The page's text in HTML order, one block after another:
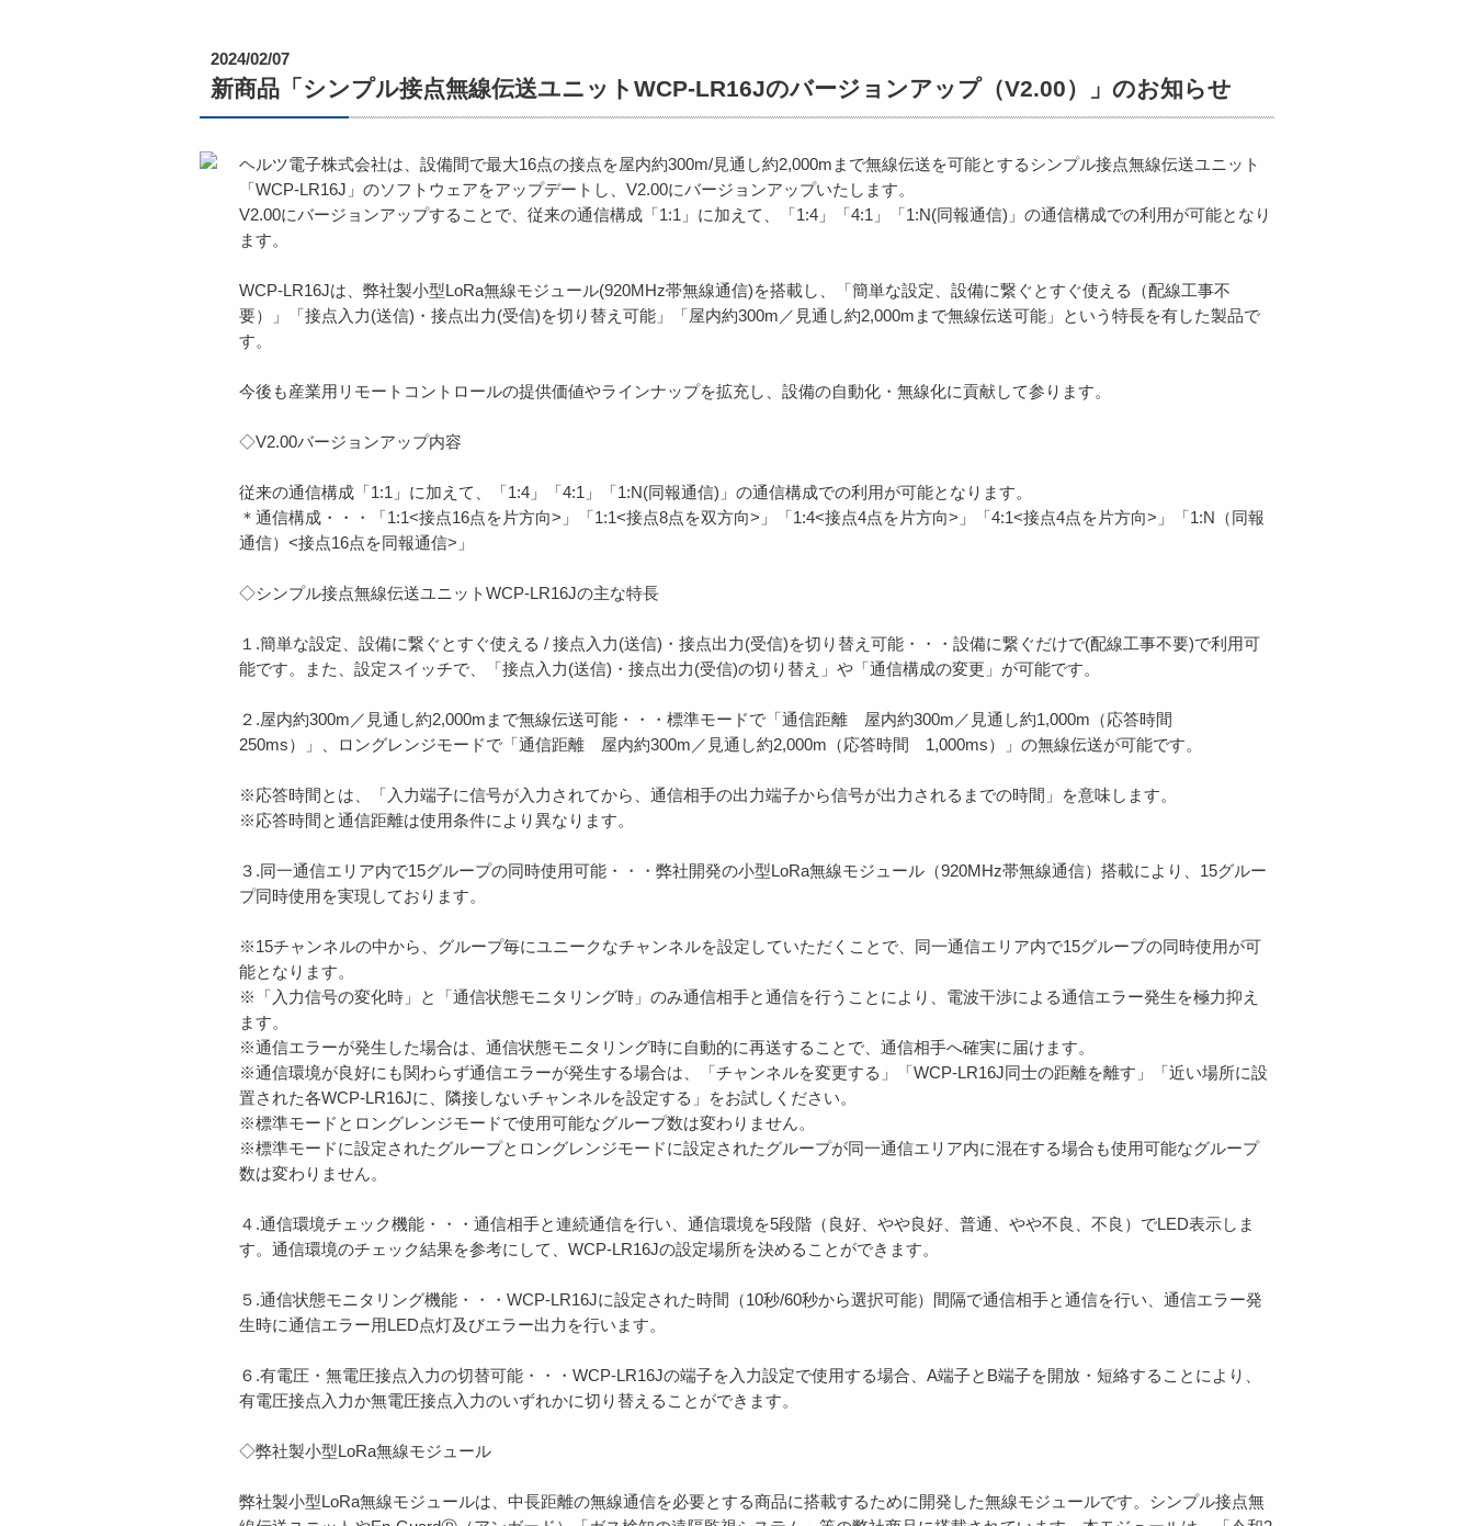
2024/02/07
新商品「シンプル接点無線伝送ユニットWCP-LR16Jのバージョンアップ（V2.00）」のお知らせ
ヘルツ電子株式会社は、設備間で最大16点の接点を屋内約300m/見通し約2,000mまで無線伝送を可能とするシンプル接点無線伝送ユニット
「WCP-LR16J」のソフトウェアをアップデートし、V2.00にバージョンアップいたします。
V2.00にバージョンアップすることで、従来の通信構成「1:1」に加えて、「1:4」「4:1」「1:N(同報通信)」の通信構成での利用が可能となり
ます。
WCP-LR16Jは、弊社製小型LoRa無線モジュール(920MHz帯無線通信)を搭載し、「簡単な設定、設備に繋ぐとすぐ使える（配線工事不
要）」「接点入力(送信)・接点出力(受信)を切り替え可能」「屋内約300m／見通し約2,000mまで無線伝送可能」という特長を有した製品で
す。
今後も産業用リモートコントロールの提供価値やラインナップを拡充し、設備の自動化・無線化に貢献して参ります。
◇V2.00バージョンアップ内容
従来の通信構成「1:1」に加えて、「1:4」「4:1」「1:N(同報通信)」の通信構成での利用が可能となります。
＊通信構成・・・「1:1<接点16点を片方向>」「1:1<接点8点を双方向>」「1:4<接点4点を片方向>」「4:1<接点4点を片方向>」「1:N（同報
通信）<接点16点を同報通信>」
◇シンプル接点無線伝送ユニットWCP-LR16Jの主な特長
１.簡単な設定、設備に繋ぐとすぐ使える / 接点入力(送信)・接点出力(受信)を切り替え可能・・・設備に繋ぐだけで(配線工事不要)で利用可
能です。また、設定スイッチで、「接点入力(送信)・接点出力(受信)の切り替え」や「通信構成の変更」が可能です。
２.屋内約300m／見通し約2,000mまで無線伝送可能・・・標準モードで「通信距離 屋内約300m／見通し約1,000m（応答時間
250ms）」、ロングレンジモードで「通信距離 屋内約300m／見通し約2,000m（応答時間 1,000ms）」の無線伝送が可能です。
※応答時間とは、「入力端子に信号が入力されてから、通信相手の出力端子から信号が出力されるまでの時間」を意味します。
※応答時間と通信距離は使用条件により異なります。
３.同一通信エリア内で15グループの同時使用可能・・・弊社開発の小型LoRa無線モジュール（920MHz帯無線通信）搭載により、15グルー
プ同時使用を実現しております。
※15チャンネルの中から、グループ毎にユニークなチャンネルを設定していただくことで、同一通信エリア内で15グループの同時使用が可
能となります。
※「入力信号の変化時」と「通信状態モニタリング時」のみ通信相手と通信を行うことにより、電波干渉による通信エラー発生を極力抑え
ます。
※通信エラーが発生した場合は、通信状態モニタリング時に自動的に再送することで、通信相手へ確実に届けます。
※通信環境が良好にも関わらず通信エラーが発生する場合は、「チャンネルを変更する」「WCP-LR16J同士の距離を離す」「近い場所に設
置された各WCP-LR16Jに、隣接しないチャンネルを設定する」をお試しください。
※標準モードとロングレンジモードで使用可能なグループ数は変わりません。
※標準モードに設定されたグループとロングレンジモードに設定されたグループが同一通信エリア内に混在する場合も使用可能なグループ
数は変わりません。
４.通信環境チェック機能・・・通信相手と連続通信を行い、通信環境を5段階（良好、やや良好、普通、やや不良、不良）でLED表示しま
す。通信環境のチェック結果を参考にして、WCP-LR16Jの設定場所を決めることができます。
５.通信状態モニタリング機能・・・WCP-LR16Jに設定された時間（10秒/60秒から選択可能）間隔で通信相手と通信を行い、通信エラー発
生時に通信エラー用LED点灯及びエラー出力を行います。
６.有電圧・無電圧接点入力の切替可能・・・WCP-LR16Jの端子を入力設定で使用する場合、A端子とB端子を開放・短絡することにより、
有電圧接点入力か無電圧接点入力のいずれかに切り替えることができます。
◇弊社製小型LoRa無線モジュール
弊社製小型LoRa無線モジュールは、中長距離の無線通信を必要とする商品に搭載するために開発した無線モジュールです。シンプル接点無